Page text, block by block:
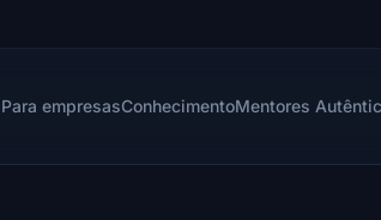
Para empresasConhecimentoMentores